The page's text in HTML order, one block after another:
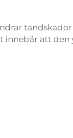
innebär att